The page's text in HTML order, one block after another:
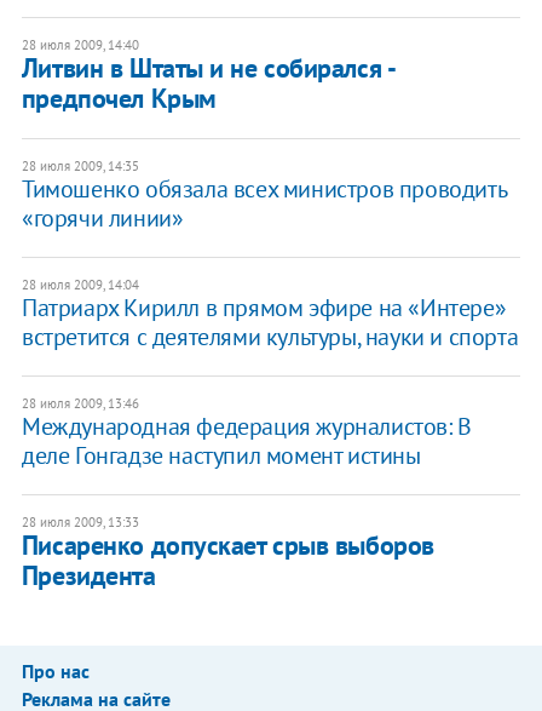
28 июля 2009, 14:40
Литвин в Штаты и не собирался -
предпочел Крым
28 июля 2009, 14:35
Тимошенко обязала всех министров проводить
«горячи линии»
28 июля 2009, 14:04
Патриарх Кирилл в прямом эфире на «Интере»
встретится с деятелями культуры, науки и спорта
28 июля 2009, 13:46
Международная федерация журналистов: В
деле Гонгадзе наступил момент истины
28 июля 2009, 13:33
Писаренко допускает срыв выборов
Президента
Про нас
Реклама на сайте